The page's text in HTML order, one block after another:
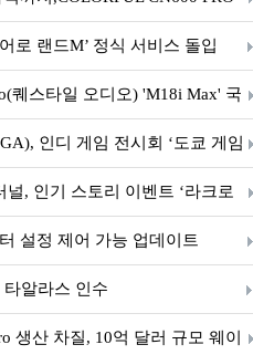
로 랜드M’ 정식 서비스 돌입
퀘스타일 오디오) 'M18i Max' 국
인디 게임 전시회 ‘도쿄 게임
, 인기 스토리 이벤트 ‘라크로
이벤트 실시!
설정 제어 가능 업데이트
알라스 인수
생산 차질, 10억 달러 규모 웨이